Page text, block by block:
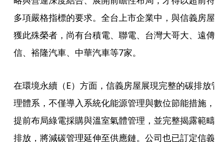
多項嚴格指標的要求。全台上市企業中，與信義房屋
獲此殊榮者，尚有台積電、聯電、台灣大哥大、遠傳
信、裕隆汽車、中華汽車等7家。
在環境永續（E）方面，信義房屋展現完整的碳排放
理體系，不僅導入系統化能源管理與數位節能措施，
提前布局綠電採購與溫室氣體管理，並完整揭露範疇
排放，將減碳管理延伸至供應鏈。公司也已訂定信義